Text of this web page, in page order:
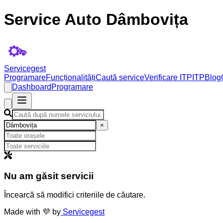
Service Auto Dâmbovița
Servicegest
ProgramareFuncționalitățiCaută serviceVerificare ITP ITPBlog
Dashboard Programare
×
Nu am găsit servicii
Încearcă să modifici criteriile de căutare.
Made with 💜 by Servicegest